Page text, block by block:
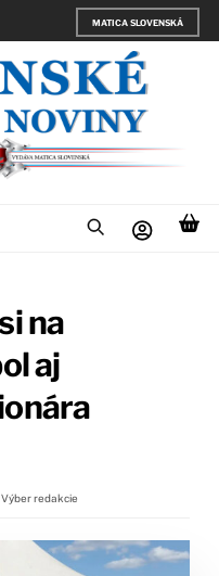
MATICA SLOVENSKÁ
na
aj
Výber redakcie